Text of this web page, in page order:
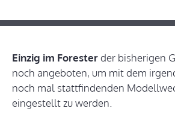
Einzig im Foresterder bisherigen
noch angeboten, um mit dem
noch mal stattfindenden
eingestellt zu werden.